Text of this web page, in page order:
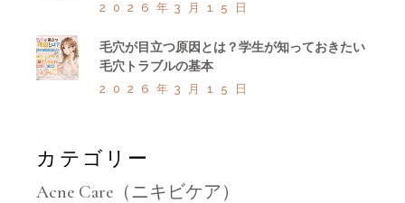
2026年3月15日
毛穴が目立つ原因とは？学生が知っておきたい
毛穴トラブルの基本
2026年3月15日
カテゴリー
Acne Care（ニキビケア）